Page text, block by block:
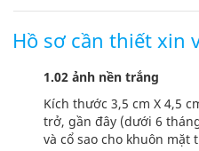
Hồ sơ cần thiết xin
1.02 ảnh nền trắng
Kích thước 3,5 cm X 4,5
trở, gần đây (dưới 6
và cổ sao cho khuôn mặt